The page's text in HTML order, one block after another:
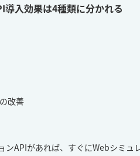
導入効果は4種類に分かれる
改善
ンAPIがあれば、すぐにWebシミュ